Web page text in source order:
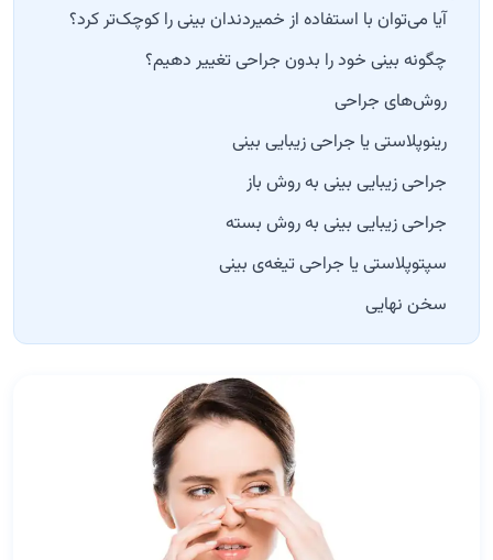
آیا می‌توان با استفاده از خمیردندان بینی را کوچک‌تر کرد؟
چگونه بینی خود را بدون جراحی تغییر دهیم؟
روش‌های جراحی
رینوپلاستی یا جراحی زیبایی بینی
جراحی زیبایی بینی به روش باز
جراحی زیبایی بینی به روش بسته
سپتوپلاستی یا جراحی تیغه‌ی بینی
سخن نهایی